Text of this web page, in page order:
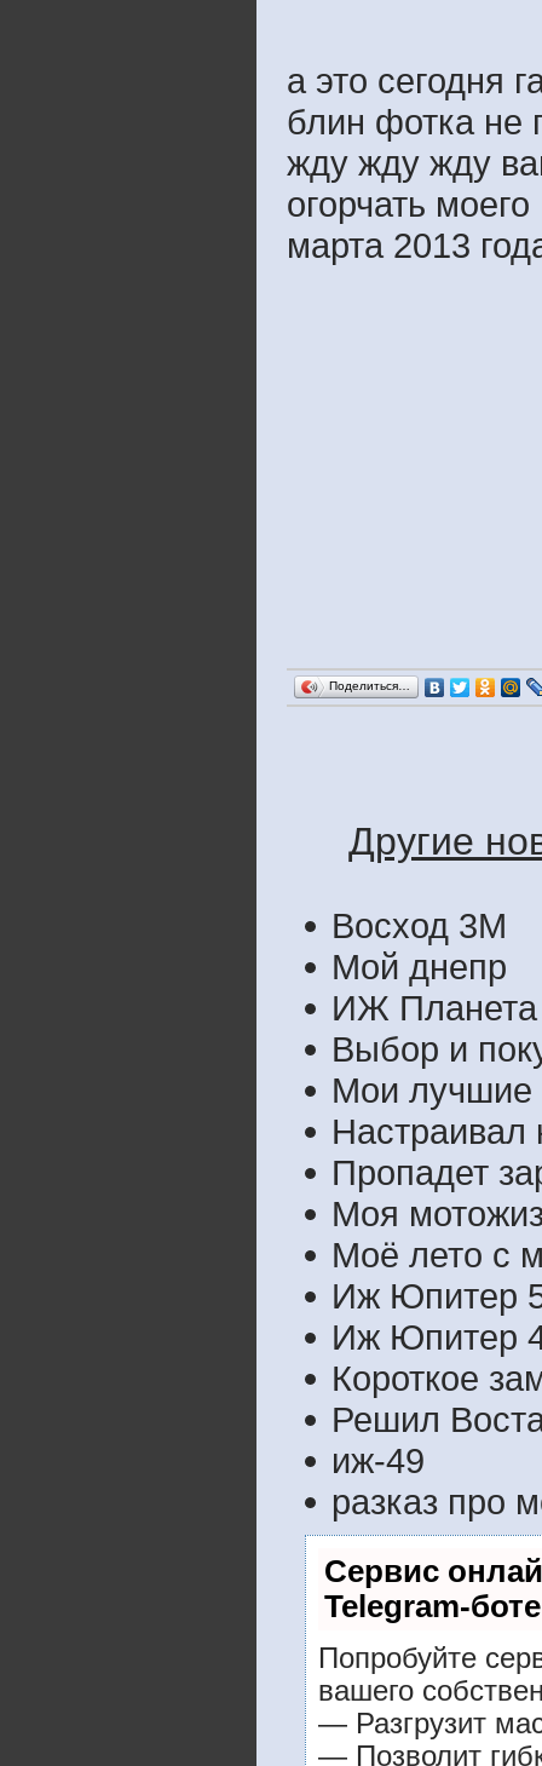
а это сегодня
блин фотка не
жду жду жду
огорчать
марта 2013
Поделиться…
Другие
Восход 3М
Мой днепр
ИЖ Планета
Выбор и
Мои лучшие
Настраивал
Пропадет
Моя
Моё лето с
Иж Юпитер
Иж Юпитер
Короткое
Решил
иж-49
разказ
Сервис
Telegram-боте
Попробуйте
вашего
— Разгрузит
— Позволит